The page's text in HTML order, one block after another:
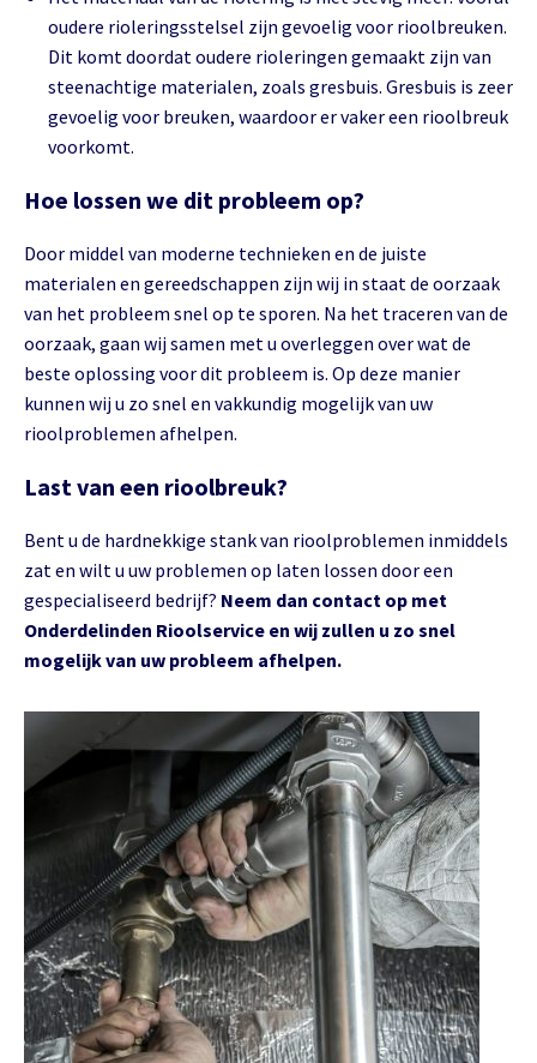
oudere rioleringsstelsel zijn gevoelig voor rioolbreuken.
Dit komt doordat oudere rioleringen gemaakt zijn van
steenachtige materialen, zoals gresbuis. Gresbuis is zeer
gevoelig voor breuken, waardoor er vaker een rioolbreuk
voorkomt.
Hoe lossen we dit probleem op?
Door middel van moderne technieken en de juiste
materialen en gereedschappen zijn wij in staat de oorzaak
van het probleem snel op te sporen. Na het traceren van de
oorzaak, gaan wij samen met u overleggen over wat de
beste oplossing voor dit probleem is. Op deze manier
kunnen wij u zo snel en vakkundig mogelijk van uw
rioolproblemen afhelpen.
Last van een rioolbreuk?
Bent u de hardnekkige stank van rioolproblemen inmiddels
zat en wilt u uw problemen op laten lossen door een
gespecialiseerd bedrijf? Neem dan contact op met
Onderdelinden Rioolservice en wij zullen u zo snel
mogelijk van uw probleem afhelpen.